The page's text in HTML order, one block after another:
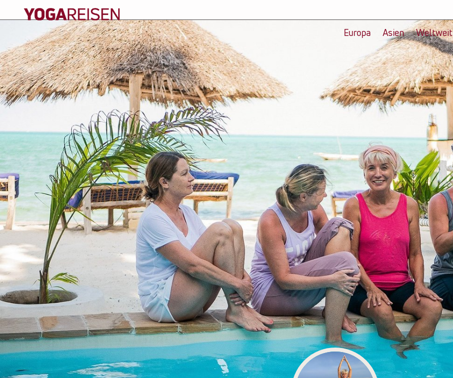
Europa Asien Weltweit